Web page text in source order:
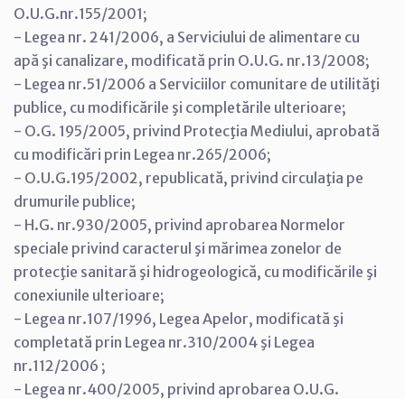
O.U.G.nr.155/2001;
- Legea nr. 241/2006, a Serviciului de alimentare cu
apă şi canalizare, modificată prin O.U.G. nr.13/2008;
- Legea nr.51/2006 a Serviciilor comunitare de utilităţi
publice, cu modificările şi completările ulterioare;
- O.G. 195/2005, privind Protecţia Mediului, aprobată
cu modificări prin Legea nr.265/2006;
- O.U.G.195/2002, republicată, privind circulaţia pe
drumurile publice;
- H.G. nr.930/2005, privind aprobarea Normelor
speciale privind caracterul şi mărimea zonelor de
protecţie sanitară şi hidrogeologică, cu modificările şi
conexiunile ulterioare;
- Legea nr.107/1996, Legea Apelor, modificată şi
completată prin Legea nr.310/2004 şi Legea
nr.112/2006 ;
- Legea nr.400/2005, privind aprobarea O.U.G.